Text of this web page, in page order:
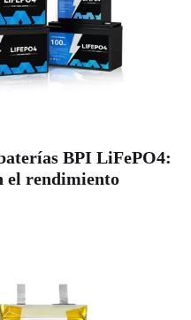
BPI LiFePO4:
el rendimiento